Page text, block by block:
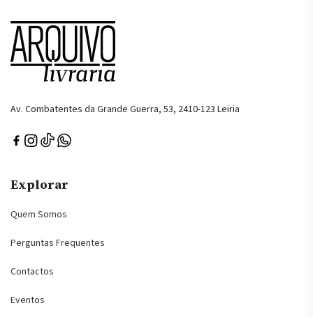
Av. Combatentes da Grande Guerra, 53, 2410-123 Leiria
Explorar
Quem Somos
Perguntas Frequentes
Contactos
Eventos